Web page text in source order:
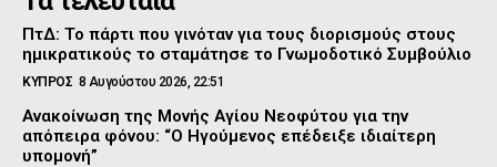
ΠτΔ: Το πάρτι που γινόταν για τους διορισμούς στους
ημικρατικούς το σταμάτησε το Γνωμοδοτικό Συμβούλιο
ΚΥΠΡΟΣ 8 Αυγούστου 2026, 22:51
Ανακοίνωση της Μονής Αγίου Νεοφύτου για την
απόπειρα φόνου: “Ο Ηγούμενος επέδειξε ιδιαίτερη
υπομονή”